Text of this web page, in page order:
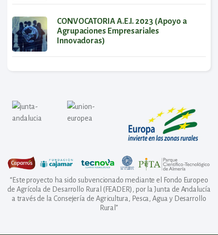
CONVOCATORIA A.E.I. 2023 (Apoyo a
Agrupaciones Empresariales
Innovadoras)
“Este proyecto ha sido subvencionado mediante el Fondo Europeo
de Agrícola de Desarrollo Rural (FEADER), por la Junta de Andalucía
a través de la Consejería de Agricultura, Pesca, Agua y Desarrollo
Rural”